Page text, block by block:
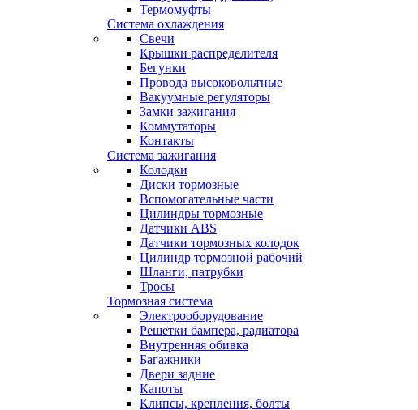
Термомуфты
Система охлаждения
Свечи
Крышки распределителя
Бегунки
Провода высоковольтные
Вакуумные регуляторы
Замки зажигания
Коммутаторы
Контакты
Система зажигания
Колодки
Диски тормозные
Вспомогательные части
Цилиндры тормозные
Датчики ABS
Датчики тормозных колодок
Цилиндр тормозной рабочий
Шланги, патрубки
Тросы
Тормозная система
Электрооборудование
Решетки бампера, радиатора
Внутренняя обивка
Багажники
Двери задние
Капоты
Клипсы, крепления, болты